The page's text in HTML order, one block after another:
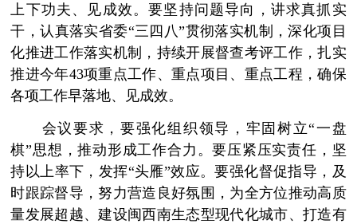
上下功夫、见成效。要坚持问题导向，讲求真抓实
干，认真落实省委“三四八”贯彻落实机制，深化项目
化推进工作落实机制，持续开展督查考评工作，扎实
推进今年43项重点工作、重点项目、重点工程，确保
各项工作早落地、见成效。
会议要求，要强化组织领导，牢固树立“一盘
棋”思想，推动形成工作合力。要压紧压实责任，坚
持以上率下，发挥“头雁”效应。要强化督促指导，及
时跟踪督导，努力营造良好氛围，为全方位推动高质
量发展超越、建设闽西南生态型现代化城市、打造有